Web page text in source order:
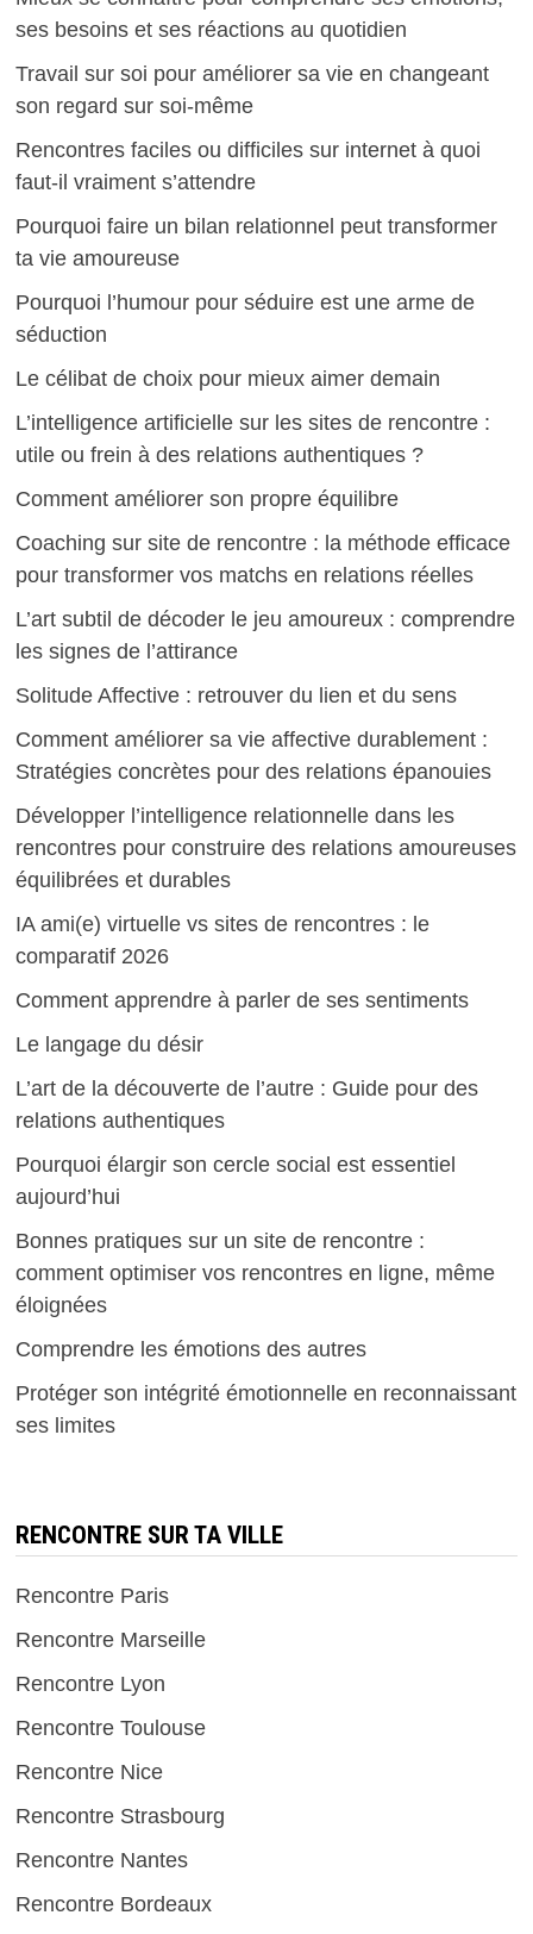
ses besoins et ses réactions au quotidien
Travail sur soi pour améliorer sa vie en changeant
son regard sur soi-même
Rencontres faciles ou difficiles sur internet à quoi
faut-il vraiment s’attendre
Pourquoi faire un bilan relationnel peut transformer
ta vie amoureuse
Pourquoi l’humour pour séduire est une arme de
séduction
Le célibat de choix pour mieux aimer demain
L’intelligence artificielle sur les sites de rencontre :
utile ou frein à des relations authentiques ?
Comment améliorer son propre équilibre
Coaching sur site de rencontre : la méthode efficace
pour transformer vos matchs en relations réelles
L’art subtil de décoder le jeu amoureux : comprendre
les signes de l’attirance
Solitude Affective : retrouver du lien et du sens
Comment améliorer sa vie affective durablement :
Stratégies concrètes pour des relations épanouies
Développer l’intelligence relationnelle dans les
rencontres pour construire des relations amoureuses
équilibrées et durables
IA ami(e) virtuelle vs sites de rencontres : le
comparatif 2026
Comment apprendre à parler de ses sentiments
Le langage du désir
L’art de la découverte de l’autre : Guide pour des
relations authentiques
Pourquoi élargir son cercle social est essentiel
aujourd’hui
Bonnes pratiques sur un site de rencontre :
comment optimiser vos rencontres en ligne, même
éloignées
Comprendre les émotions des autres
Protéger son intégrité émotionnelle en reconnaissant
ses limites
RENCONTRE SUR TA VILLE
Rencontre Paris
Rencontre Marseille
Rencontre Lyon
Rencontre Toulouse
Rencontre Nice
Rencontre Strasbourg
Rencontre Nantes
Rencontre Bordeaux